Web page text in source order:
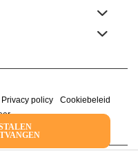
Privacy policy
Cookiebeleid